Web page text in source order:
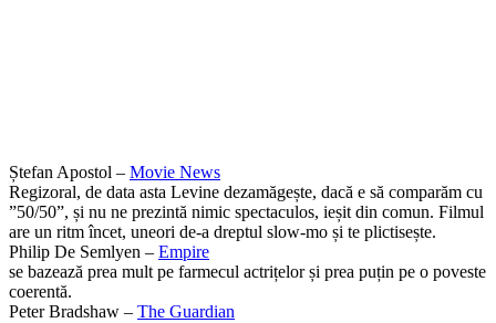
Ștefan Apostol – Movie News
Regizoral, de data asta Levine dezamăgește, dacă e să comparăm cu
”50/50”, și nu ne prezintă nimic spectaculos, ieșit din comun. Filmul
are un ritm încet, uneori de-a dreptul slow-mo și te plictisește.
Philip De Semlyen – Empire
se bazează prea mult pe farmecul actrițelor și prea puțin pe o poveste
coerentă.
Peter Bradshaw – The Guardian